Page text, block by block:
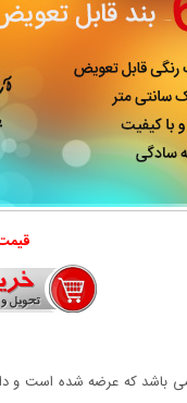
هایی می باشد که عرضه شده